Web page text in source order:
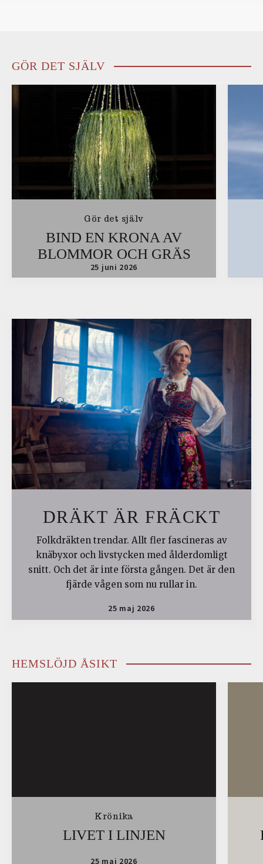
GÖR DET SJÄLV
Gör det själv
BIND EN KRONA AV
BLOMMOR OCH GRÄS
25 juni 2026
DRÄKT ÄR FRÄCKT
Folkdräkten trendar. Allt fler fascineras av
knäbyxor och livstycken med ålderdomligt
snitt. Och det är inte första gången. Det är den
fjärde vågen som nu rullar in.
25 maj 2026
HEMSLÖJD ÅSIKT
Krönika
LIVET I LINJEN
25 maj 2026